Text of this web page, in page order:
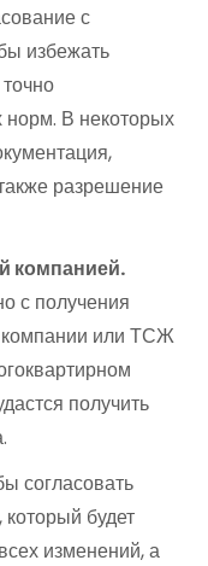
с
избежать
норм. В некоторых
разрешение
компанией.
с получения
компании или ТСЖ
получить
согласовать
который будет
изменений, а